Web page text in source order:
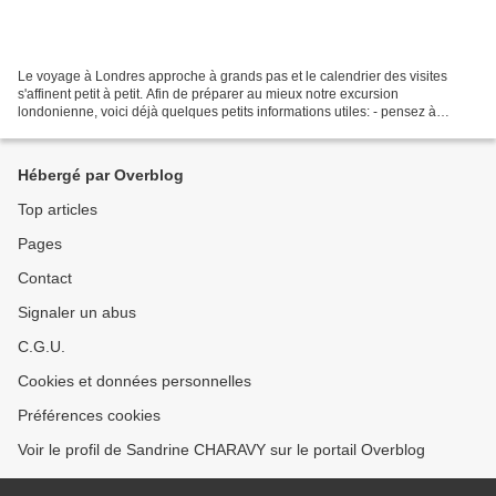
Le voyage à Londres approche à grands pas et le calendrier des visites
s'affinent petit à petit. Afin de préparer au mieux notre excursion
londonienne, voici déjà quelques petits informations utiles: - pensez à
Hébergé par Overblog
Top articles
Pages
Contact
Signaler un abus
C.G.U.
Cookies et données personnelles
Préférences cookies
Voir le profil de Sandrine CHARAVY sur le portail Overblog